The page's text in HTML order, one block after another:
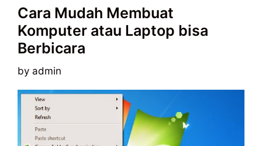
Cara Mudah Membuat
Komputer atau Laptop bisa
Berbicara
by admin